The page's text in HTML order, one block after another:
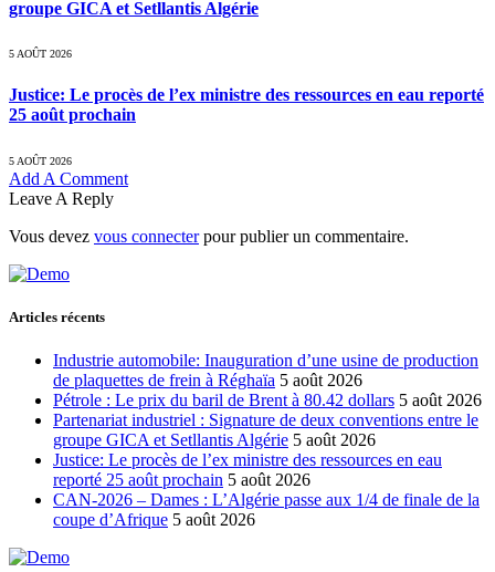
groupe GICA et Setllantis Algérie
5 AOÛT 2026
Justice: Le procès de l’ex ministre des ressources en eau reporté
25 août prochain
5 AOÛT 2026
Add A Comment
Leave A Reply
Vous devez vous connecterpour publier un commentaire.
Articles récents
Industrie automobile: Inauguration d’une usine de production
de plaquettes de frein à Réghaïa 5 août 2026
Pétrole : Le prix du baril de Brent à 80.42 dollars 5 août 2026
Partenariat industriel : Signature de deux conventions entre le
groupe GICA et Setllantis Algérie 5 août 2026
Justice: Le procès de l’ex ministre des ressources en eau
reporté 25 août prochain 5 août 2026
CAN-2026 – Dames : L’Algérie passe aux 1/4 de finale de la
coupe d’Afrique 5 août 2026